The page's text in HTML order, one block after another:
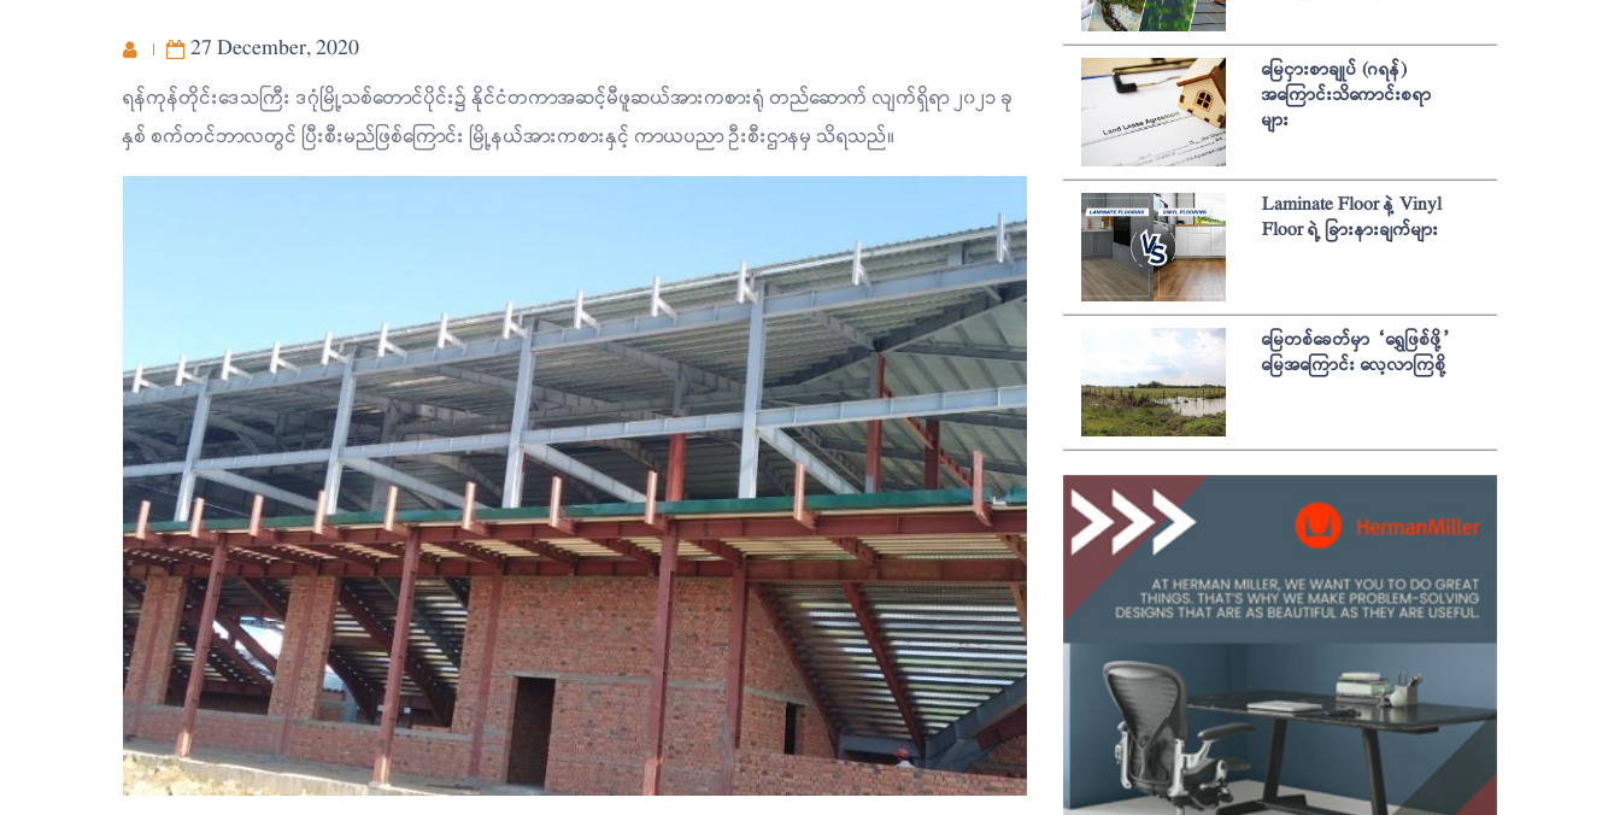
27 December, 2020
ရန်ကုန်တိုင်းဒေသကြီး ဒဂုံမြို့သစ်တောင်ပိုင်း၌ နိုင်ငံတကာအဆင့်မီဖူဆယ်အားကစားရုံ တည်ဆောက် လျက်ရှိရာ ၂၀၂၁ ခု
နှစ် စက်တင်ဘာလတွင် ပြီးစီးမည်ဖြစ်ကြောင်း မြို့နယ်အားကစားနှင့် ကာယပညာ ဦးစီးဌာနမှ သိရသည်။
မြေငှားစာချုပ် (ဂရန်)
အကြောင်းသိကောင်းစရာ
များ
Laminate Floor နဲ့ Vinyl
Floor ရဲ့ ခြားနားချက်များ
မြေတစ်ခေတ်မှာ “ရွှေဖြစ်ဖို့”
မြေအကြောင်း လေ့လာကြစို့